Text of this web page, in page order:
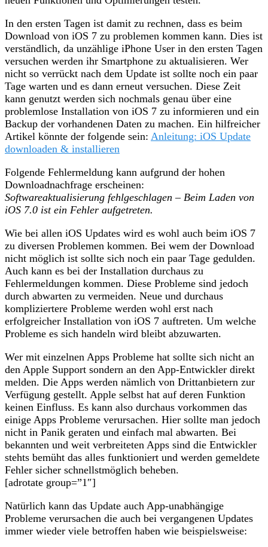
In den ersten Tagen ist damit zu rechnen, dass es beim
Download von iOS 7 zu problemen kommen kann. Dies ist
verständlich, da unzählige iPhone User in den ersten Tagen
versuchen werden ihr Smartphone zu aktualisieren. Wer
nicht so verrückt nach dem Update ist sollte noch ein paar
Tage warten und es dann erneut versuchen. Diese Zeit
kann genutzt werden sich nochmals genau über eine
problemlose Installation von iOS 7 zu informieren und ein
Backup der vorhandenen Daten zu machen. Ein hilfreicher
Artikel könnte der folgende sein: Anleitung: iOS Update
downloaden & installieren
Folgende Fehlermeldung kann aufgrund der hohen
Downloadnachfrage erscheinen:
Softwareaktualisierung fehlgeschlagen – Beim Laden von
iOS 7.0 ist ein Fehler aufgetreten.
Wie bei allen iOS Updates wird es wohl auch beim iOS 7
zu diversen Problemen kommen. Bei wem der Download
nicht möglich ist sollte sich noch ein paar Tage gedulden.
Auch kann es bei der Installation durchaus zu
Fehlermeldungen kommen. Diese Probleme sind jedoch
durch abwarten zu vermeiden. Neue und durchaus
kompliziertere Probleme werden wohl erst nach
erfolgreicher Installation von iOS 7 auftreten. Um welche
Probleme es sich handeln wird bleibt abzuwarten.
Wer mit einzelnen Apps Probleme hat sollte sich nicht an
den Apple Support sondern an den App-Entwickler direkt
melden. Die Apps werden nämlich von Drittanbietern zur
Verfügung gestellt. Apple selbst hat auf deren Funktion
keinen Einfluss. Es kann also durchaus vorkommen das
einige Apps Probleme verursachen. Hier sollte man jedoch
nicht in Panik geraten und einfach mal abwarten. Bei
bekannten und weit verbreiteten Apps sind die Entwickler
stehts bemüht das alles funktioniert und werden gemeldete
Fehler sicher schnellstmöglich beheben.
[adrotate group=”1″]
Natürlich kann das Update auch App-unabhängige
Probleme verursachen die auch bei vergangenen Updates
immer wieder viele betroffen haben wie beispielsweise: